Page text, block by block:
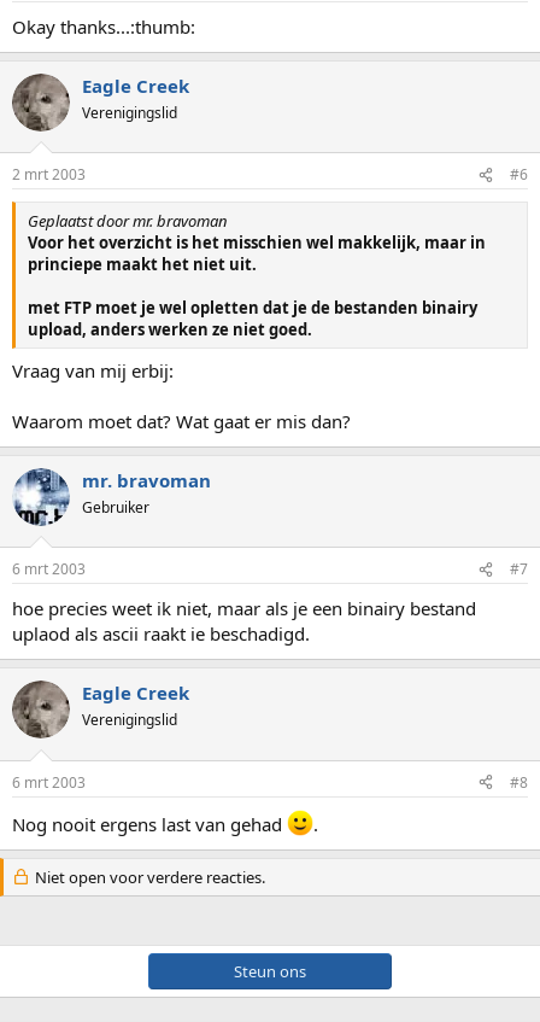
Okay thanks...:thumb:
Eagle Creek
Verenigingslid
2 mrt 2003 #6
Geplaatst door mr. bravoman
Voor het overzicht is het misschien wel makkelijk, maar in
princiepe maakt het niet uit.
met FTP moet je wel opletten dat je de bestanden binairy
upload, anders werken ze niet goed.
Vraag van mij erbij:
Waarom moet dat? Wat gaat er mis dan?
mr. bravoman
Gebruiker
6 mrt 2003 #7
hoe precies weet ik niet, maar als je een binairy bestand
uplaod als ascii raakt ie beschadigd.
Eagle Creek
Verenigingslid
6 mrt 2003 #8
Nog nooit ergens last van gehad .
Niet open voor verdere reacties.
Steun ons